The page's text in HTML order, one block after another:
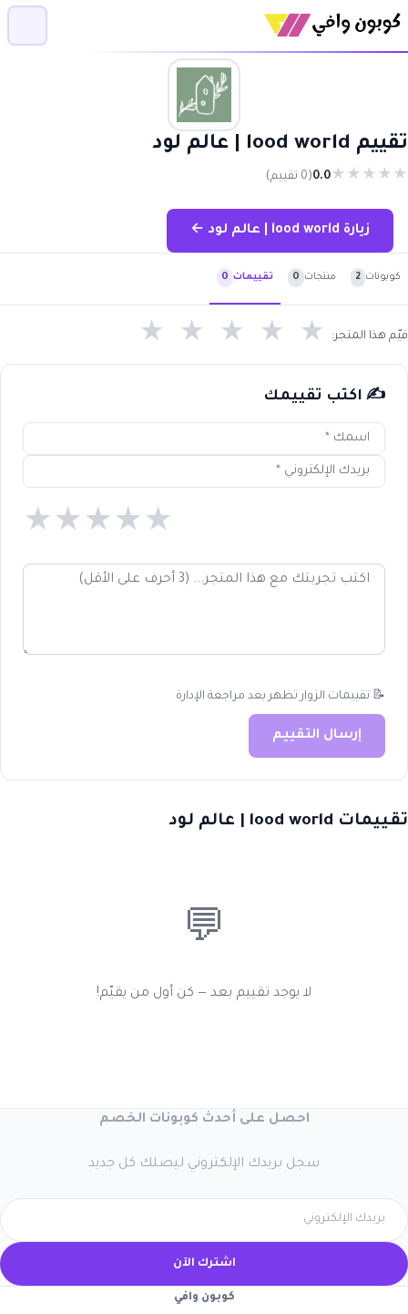
تقييم lood world | عالم لود
★
★
★
★
★
0.0(0 تقييم)
زيارة lood world | عالم لود ←
كوبونات 2 منتجات 0 تقييمات 0
قيّم هذا المتجر: ★ ★ ★ ★ ★
✍️ اكتب تقييمك
★ ★ ★ ★ ★
📝 تقييمات الزوار تظهر بعد مراجعة الإدارة
إرسال التقييم
تقييمات lood world | عالم لود
💬
لا يوجد تقييم بعد — كن أول من يقيّم!
احصل على أحدث كوبونات الخصم
سجل بريدك الإلكتروني ليصلك كل جديد
اشترك الآن
كوبون وافي